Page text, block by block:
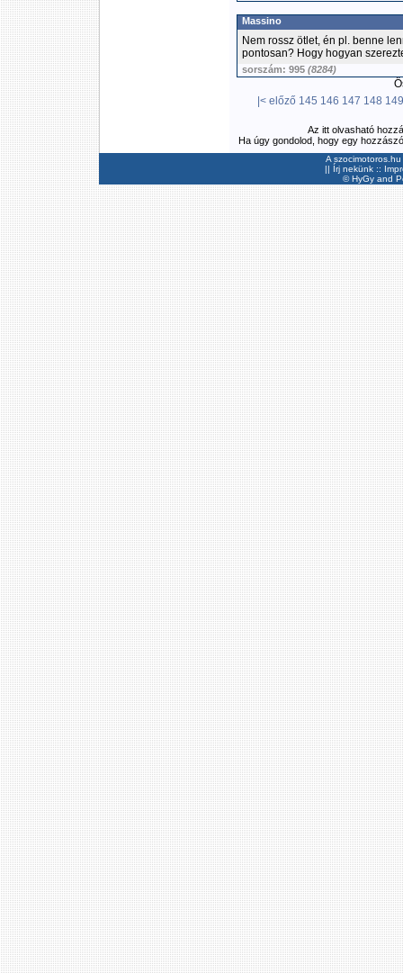
Massino
Nem rossz ötlet, én pl. benne
pontosan? Hogy hogyan
sorszám: 995 (8284)
|< előző 145 146 147 148 149
Az itt olvasható
Ha úgy gondolod, hogy egy
A
|| Írj nekünk ::
©HyGyand